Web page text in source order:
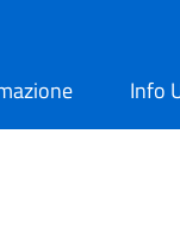
Info